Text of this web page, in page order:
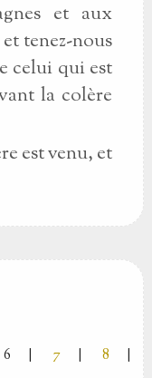
et aux
tenez-nous
celui qui est
la colère
est venu, et
6 7 8